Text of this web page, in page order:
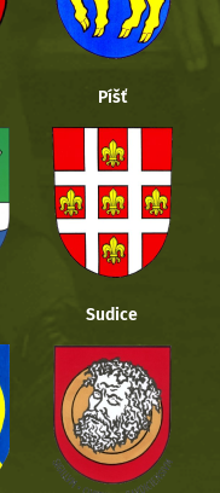
Píšť
Sudice